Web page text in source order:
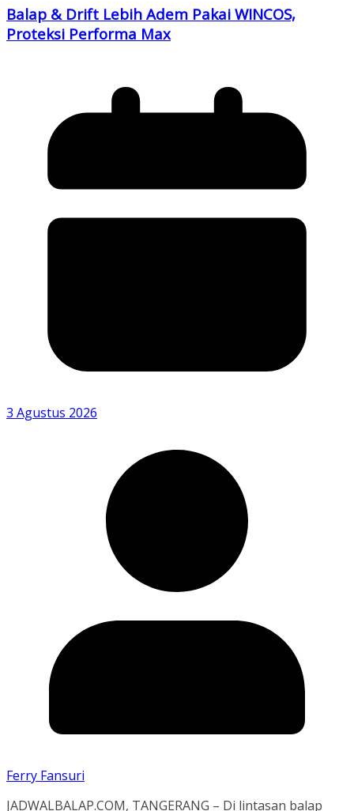
Balap & Drift Lebih Adem Pakai WINCOS,
Proteksi Performa Max
3 Agustus 2026
Ferry Fansuri
JADWALBALAP.COM, TANGERANG – Di lintasan balap